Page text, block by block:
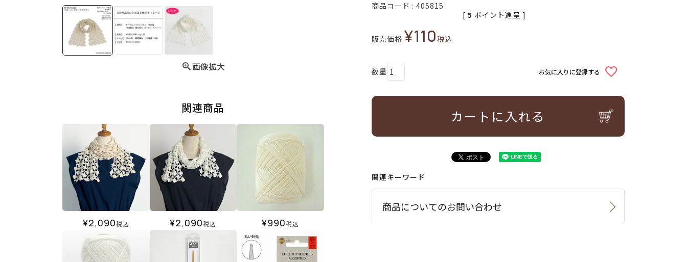
画像拡大
関連商品
¥2,090税込 ¥2,090税込 ¥990税込
商品コード 405815
販売価格 ¥110税込
[ 5 ポイント進呈 ]
お気に入りに登録する
カートに入れる
関連キーワード
商品についてのお問い合わせ